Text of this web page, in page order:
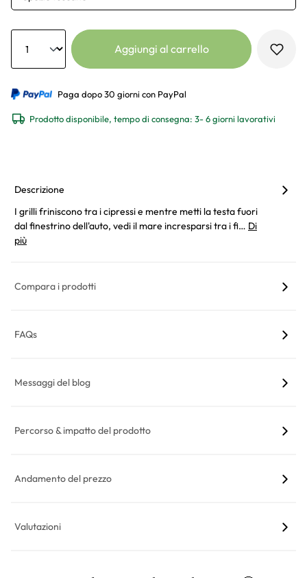
Anzahl
Aggiungi al carrello
Paga dopo 30 giorni con PayPal
Prodotto disponibile, tempo di consegna: 3- 6 giorni lavorativi
Descrizione
I grilli friniscono tra i cipressi e mentre metti la testa fuori
dal finestrino dell'auto, vedi il mare incresparsi tra i fi… Di
più
Compara i prodotti
FAQs
Messaggi del blog
Percorso & impatto del prodotto
Andamento del prezzo
Valutazioni